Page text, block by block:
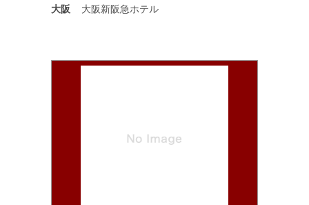
大阪 大阪新阪急ホテル